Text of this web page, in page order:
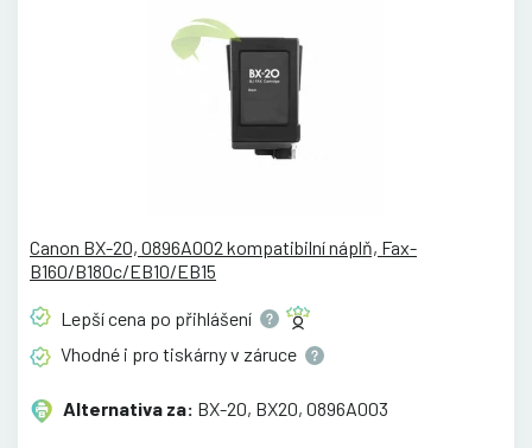
Canon BX-20, 0896A002 kompatibilní náplň, Fax-
B160/B180c/EB10/EB15
Lepší cena po přihlášení
Vhodné i pro tiskárny v záruce
Alternativa za: BX-20, BX20, 0896A003